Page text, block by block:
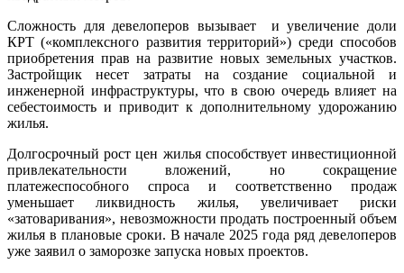
Сложность для девелоперов вызывает и увеличение доли
КРТ («комплексного развития территорий») среди способов
приобретения прав на развитие новых земельных участков.
Застройщик несет затраты на создание социальной и
инженерной инфраструктуры, что в свою очередь влияет на
себестоимость и приводит к дополнительному удорожанию
жилья.
Долгосрочный рост цен жилья способствует инвестиционной
привлекательности вложений, но сокращение
платежеспособного спроса и соответственно продаж
уменьшает ликвидность жилья, увеличивает риски
«затоваривания», невозможности продать построенный объем
жилья в плановые сроки. В начале 2025 года ряд девелоперов
уже заявил о заморозке запуска новых проектов.